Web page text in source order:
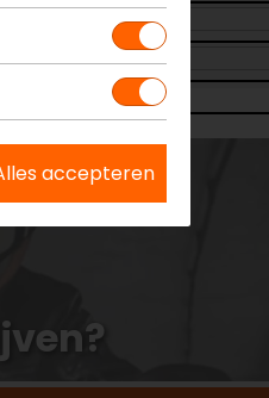
accepteren